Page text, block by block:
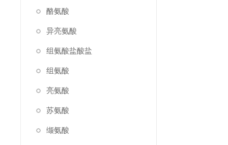
酪氨酸
异亮氨酸
组氨酸盐酸盐
组氨酸
亮氨酸
苏氨酸
缬氨酸